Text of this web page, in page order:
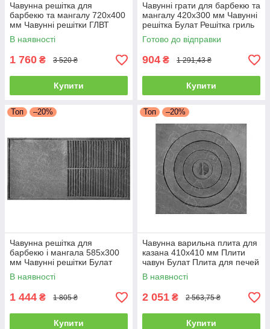
Чавунна решітка для
барбекю та мангалу 720х400
мм Чавунні решітки ГЛВТ
Решітка гриль для овочів та
м'яса №7
В наявності
1 760 ₴ 3 520 ₴
Купити
Чавунні грати для барбекю та
мангалу 420х300 мм Чавунні
решітка Булат Решітка гриль
для овочів та м'яса
Готово до відправки
904 ₴ 1 291,43 ₴
Купити
Топ –20%
Чавунна решітка для
барбекю і мангала 585х300
мм Чавунні решітки Булат
Решітка гриль для овочів і
м'яса
В наявності
1 444 ₴ 1 805 ₴
Купити
Топ –20%
Чавунна варильна плита для
казана 410х410 мм Плити
чавун Булат Плита для печей
Пічне литво
В наявності
2 051 ₴ 2 563,75 ₴
Купити